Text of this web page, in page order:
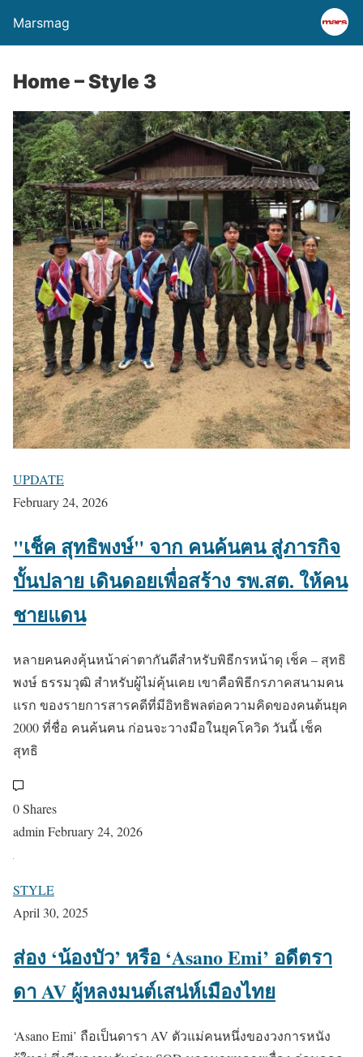
Marsmag
Home – Style 3
UPDATE
February 24, 2026
"เช็ค สุทธิพงษ์" จาก คนค้นฅน สู่ภารกิจ
บั้นปลาย เดินดอยเพื่อสร้าง รพ.สต. ให้คน
ชายแดน
หลายคนคงคุ้นหน้าค่าตากันดีสำหรับพิธีกรหน้าดุ เช็ค – สุทธิ
พงษ์ ธรรมวุฒิ สำหรับผู้ไม่คุ้นเคย เขาคือพิธีกรภาคสนามคน
แรก ของรายการสารคดีที่มีอิทธิพลต่อความคิดของคนต้นยุค
2000 ที่ชื่อ คนค้นฅน ก่อนจะวางมือในยุคโควิด วันนี้ เช็ค
สุทธิ
0 Shares
admin February 24, 2026
STYLE
April 30, 2025
ส่อง ‘น้องบัว’ หรือ ‘Asano Emi’ อดีตรา
ดา AV ผู้หลงมนต์เสน่ห์เมืองไทย
‘Asano Emi’ ถือเป็นดารา AV ตัวแม่คนหนึ่งของวงการหนัง